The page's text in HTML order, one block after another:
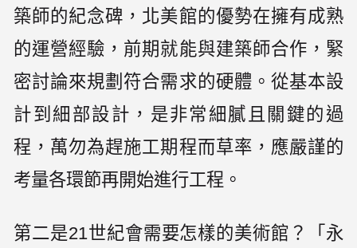
築師的紀念碑，北美館的優勢在擁有成熟
的運營經驗，前期就能與建築師合作，緊
密討論來規劃符合需求的硬體。從基本設
計到細部設計，是非常細膩且關鍵的過
程，萬勿為趕施工期程而草率，應嚴謹的
考量各環節再開始進行工程。
第二是21世紀會需要怎樣的美術館？「永